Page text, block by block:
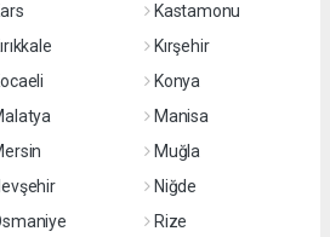
Kastamonu
Kırşehir
Konya
Manisa
Muğla
Niğde
Rize